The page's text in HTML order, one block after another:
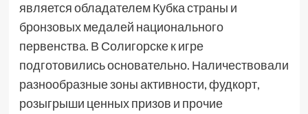
является обладателем Кубка страны и
бронзовых медалей национального
первенства. В Солигорске к игре
подготовились основательно. Наличествовали
разнообразные зоны активности, фудкорт,
розыгрыши ценных призов и прочие